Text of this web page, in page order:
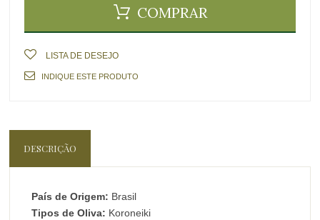
COMPRAR
LISTA DE DESEJO
INDIQUE ESTE PRODUTO
DESCRIÇÃO
País de Origem: Brasil
Tipos de Oliva: Koroneiki